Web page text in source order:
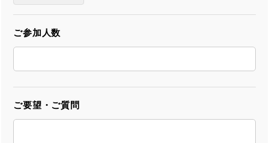
ご参加人数
ご要望・ご質問